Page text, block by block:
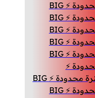
SALE – خصم 25% لفترة محدودة ⚡ BIG
SALE – خصم 25% لفترة محدودة ⚡ BIG
SALE – خصم 25% لفترة محدودة ⚡ BIG
SALE – خصم 25% لفترة محدودة ⚡ BIG
SALE – خصم 25% لفترة محدودة ⚡ BIG
BIG SALE – خصم 25% لفترة محدودة ⚡ BIG
SALE – خصم 25% لفترة محدودة ⚡ BIG